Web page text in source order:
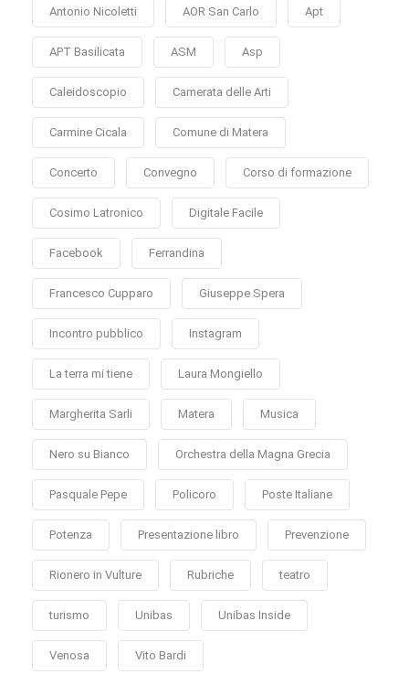
Antonio Nicoletti AOR San Carlo Apt
APT Basilicata ASM Asp
Caleidoscopio Camerata delle Arti
Carmine Cicala Comune di Matera
Concerto Convegno Corso di formazione
Cosimo Latronico Digitale Facile
Facebook Ferrandina
Francesco Cupparo Giuseppe Spera
Incontro pubblico Instagram
La terra mi tiene Laura Mongiello
Margherita Sarli Matera Musica
Nero su Bianco Orchestra della Magna Grecia
Pasquale Pepe Policoro Poste Italiane
Potenza Presentazione libro Prevenzione
Rionero in Vulture Rubriche teatro
turismo Unibas Unibas Inside
Venosa Vito Bardi